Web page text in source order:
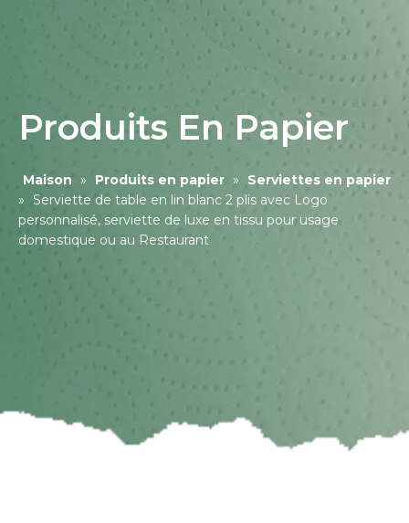
românesc
Produits En Papier
Maison » Produits en papier »
Serviettes en papier
» Serviette de table en lin blanc 2 plis avec Logo
personnalisé, serviette de luxe en tissu pour usage
domestique ou au Restaurant